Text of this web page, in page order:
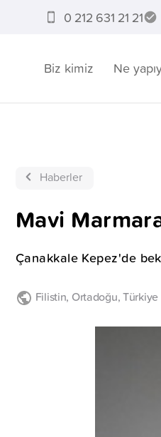
0 212 631 21 21
Biz kimiz Ne
Haberler
Mavi
Çanakkale Kepez'de
Filistin, Ortadoğu,Türkiye